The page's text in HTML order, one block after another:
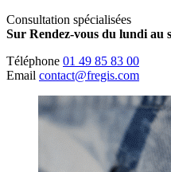
Consultation spécialisées
Sur Rendez-vous du lundi au
Téléphone 01 49 85 83 00
Email contact@fregis.com